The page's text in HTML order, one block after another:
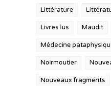
Littérature
Livres lus Maudit
Médecine
Noirmoutier
Nouveaux fragments